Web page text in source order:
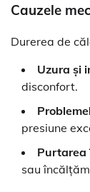
Cauzele
Durerea de
Uzura și
disconfort.
presiune
Purtarea
sau